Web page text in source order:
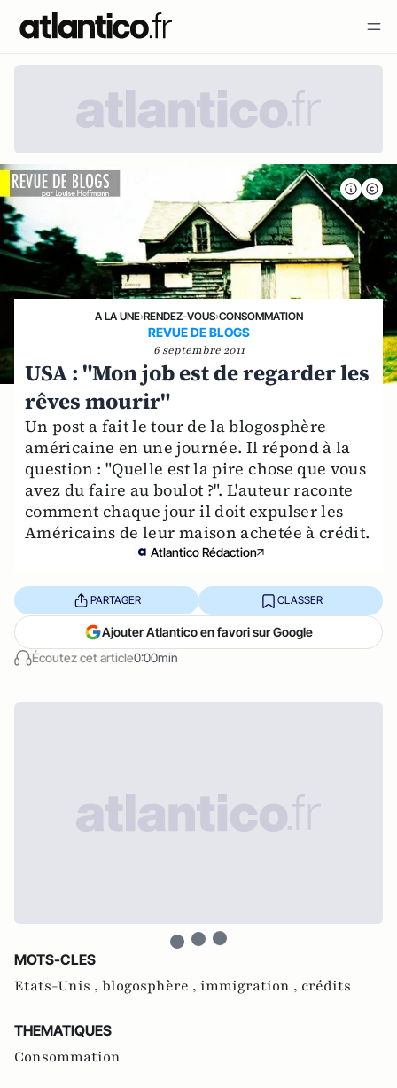
A LA UNE›RENDEZ-VOUS›CONSOMMATION
REVUE DE BLOGS
6 septembre 2011
USA : "Mon job est de regarder les
rêves mourir"
Un post a fait le tour de la blogosphère
américaine en une journée. Il répond à la
question : "Quelle est la pire chose que vous
avez du faire au boulot ?". L'auteur raconte
comment chaque jour il doit expulser les
Américains de leur maison achetée à crédit.
Atlantico Rédaction
Écoutez cet article0:00min
PARTAGER CLASSER
Ajouter Atlantico en favori sur Google
MOTS-CLES
Etats-Unis , blogosphère , immigration , crédits
THEMATIQUES
Consommation